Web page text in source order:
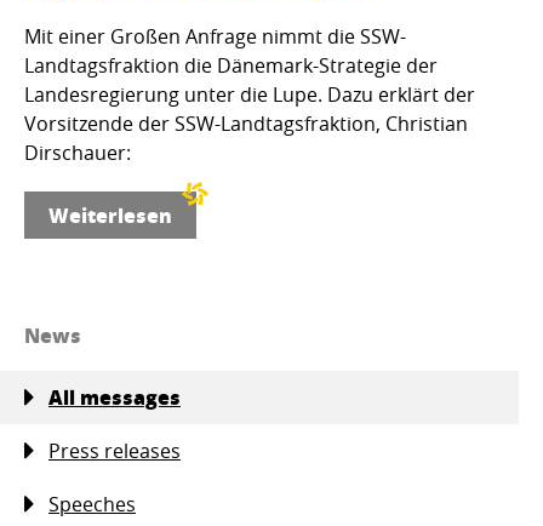
Mit einer Großen Anfrage nimmt die SSW-
Landtagsfraktion die Dänemark-Strategie der
Landesregierung unter die Lupe. Dazu erklärt der
Vorsitzende der SSW-Landtagsfraktion, Christian
Dirschauer:
Weiterlesen
News
All messages
Press releases
Speeches